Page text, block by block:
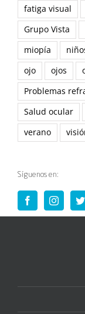
fatiga visual
Grupo Vista
miopía
ojo
ojos
Problemas
Salud ocular
verano
Síguenos en: